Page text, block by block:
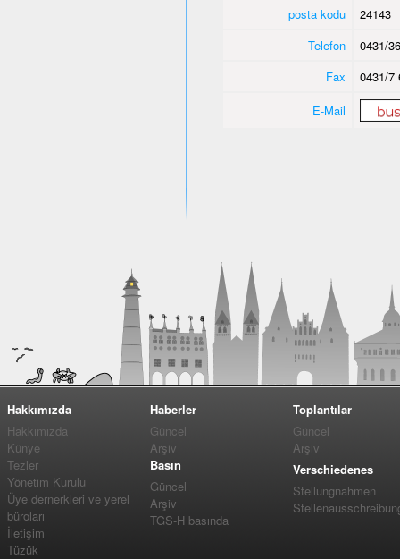
posta kodu
24143
Telefon
0431/
Fax
0431/7
E-Mail
Hakkımızda
Hakkımızda
Künye
Tezler
Yönetim Kurulu
Üye dernerkleri ve yerel
büroları
İletişim
Tüzük
Haberler
Güncel
Arşiv
Basın
Güncel
Arşiv
TGS-H basında
Toplantılar
Güncel
Arşiv
Verschiedenes
Stellungnahmen